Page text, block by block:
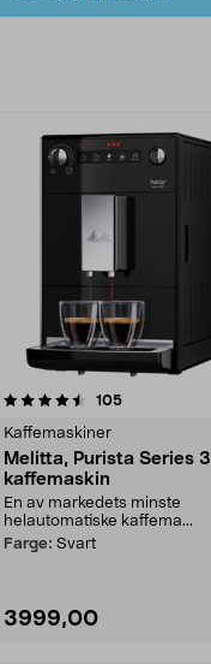
105anmeldelser
Kaffemaskiner
Melitta, Purista Series
kaffemaskin
En av markedets minste
helautomatiske kaffema...
Farge: Svart
3999,00
0.0 av 5 stjerner